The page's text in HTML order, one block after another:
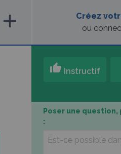
add
Créez
ou
thumb_up Instructif
Poser une
: